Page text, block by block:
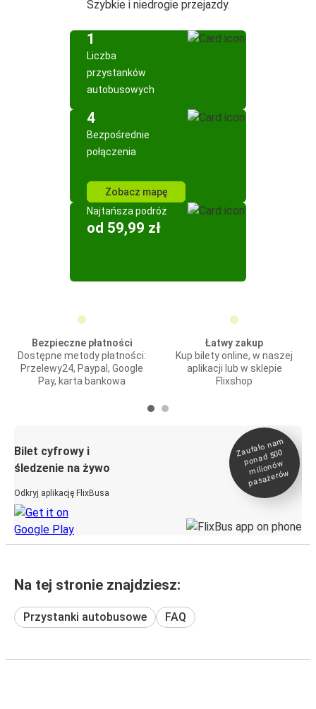
Szybkie i niedrogie przejazdy.
1
Liczba
przystanków
autobusowych
4
Bezpośrednie
połączenia
Zobacz mapę
Najtańsza podróż
od 59,99 zł
Bezpieczne płatności
Dostępne metody płatności:
Przelewy24, Paypal, Google
Pay, karta bankowa
Łatwy zakup
Kup bilety online, w naszej
aplikacji lub w sklepie
Flixshop
Bilet cyfrowy i
śledzenie na żywo
Odkryj aplikację FlixBusa
Zaufało na
m
ponad 500
milionó
w
pasażeró
w
Na tej stronie znajdziesz:
Przystanki autobusowe FAQ